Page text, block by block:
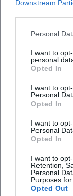
Downstream
Personal
I want to
personal
Opted In
I want to
Personal
Opted In
I want to
Personal
Opted In
I want to
Retention,
Personal
Purposes
Opted Out
Häufig